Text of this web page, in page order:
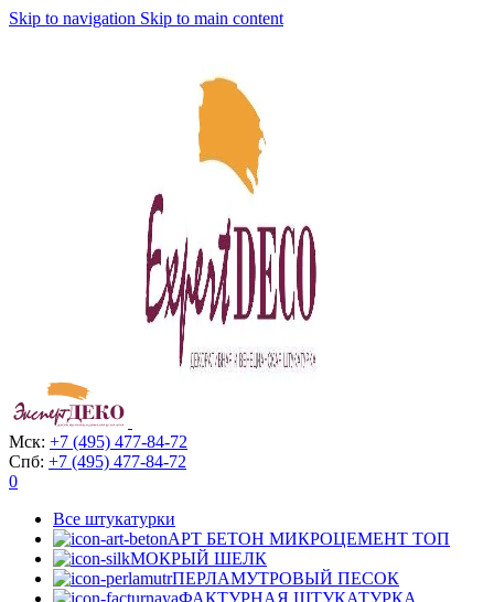
Skip to navigation Skip to main content
Мск: +7 (495) 477-84-72
Спб: +7 (495) 477-84-72
0
Все штукатурки
АРТ БЕТОН МИКРОЦЕМЕНТ ТОП
МОКРЫЙ ШЕЛК
ПЕРЛАМУТРОВЫЙ ПЕСОК
ФАКТУРНАЯ ШТУКАТУРКА